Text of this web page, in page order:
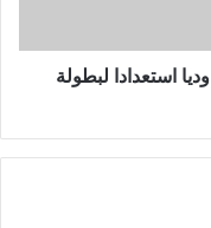
منتخب الطائرة يهزم المغرب 3 / 1 وديا استعدادا لبطولة